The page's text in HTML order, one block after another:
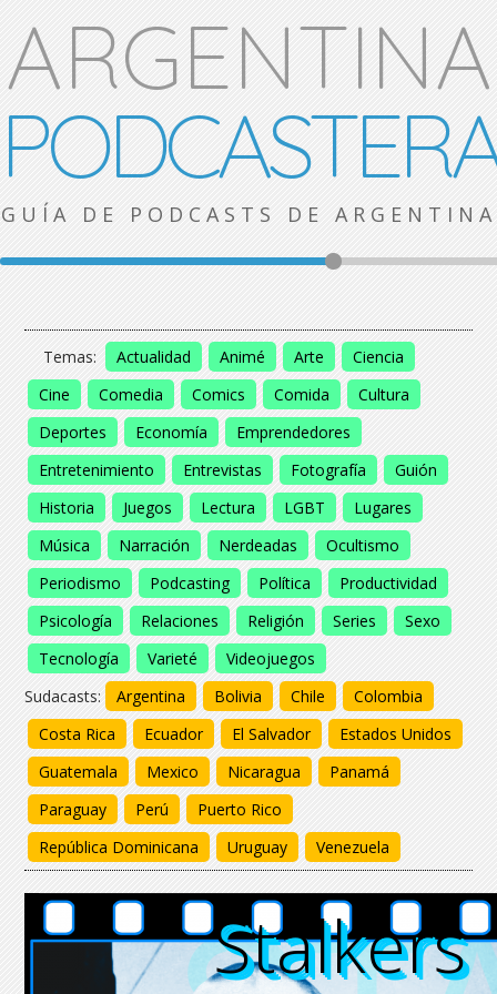
ARGENTINA
GUÍA DE PODCASTS DE ARGENTINA
Temas: Actualidad Animé Arte
Ciencia
Cine
Comedia Comics Comida
Cultura
Deportes
Economía
Emprendedores
Entretenimiento
Entrevistas Fotografía
Guión
Historia
Juegos Lectura LGBT
Lugares
Música
Narración Nerdeadas
Ocultismo
Periodismo
Podcasting Política
Productividad
Psicología
Relaciones Religión Series
Sexo
Tecnología
Varieté
Videojuegos
Sudacasts:
Argentina Bolivia Chile
Colombia
Costa Rica
Ecuador El Salvador
Estados Unidos
Guatemala
Mexico Nicaragua
Panamá
Paraguay
Perú
Puerto Rico
República Dominicana
Uruguay Venezuela
Stalkers
Stalkers
Stalkers
Stalkers